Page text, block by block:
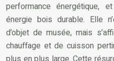
performance énergétique,
énergie bois durable. Elle
d’objet de musée, mais
chauffage et de cuisson